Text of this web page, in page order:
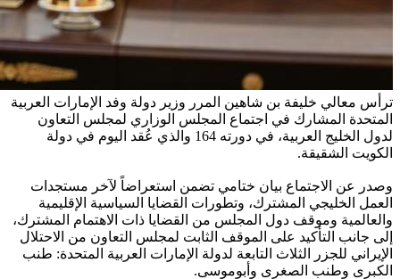
ترأس معالي خليفة بن شاهين المرر وزير دولة وفد الإمارات العربية
المتحدة المشارك في اجتماع المجلس الوزاري لمجلس التعاون
لدول الخليج العربية، في دورته 164 والذي عُقد اليوم في دولة
الكويت الشقيقة.
وصدر عن الاجتماع بيان ختامي تضمن استعراضاً لآخر مستجدات
العمل الخليجي المشترك، وتطورات القضايا السياسية الإقليمية
والعالمية وموقف دول المجلس من القضايا ذات الاهتمام المشترك،
إلى جانب التأكيد على الموقف الثابت لمجلس التعاون من الاحتلال
الإيراني للجزر الثلاث التابعة لدولة الإمارات العربية المتحدة: طنب
الكبرى وطنب الصغرى وأبوموسى.